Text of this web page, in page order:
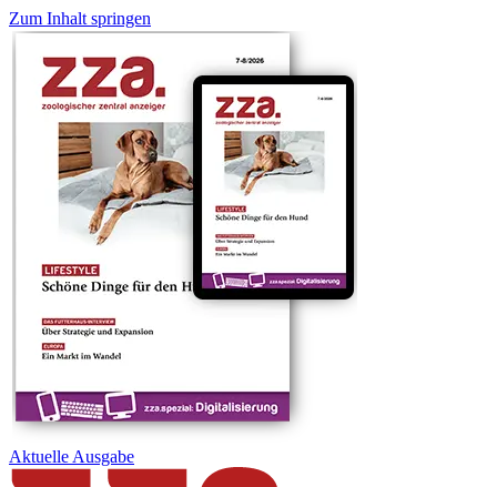
Zum Inhalt springen
Aktuelle Ausgabe